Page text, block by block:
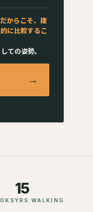
からこそ、複
に比較するこ
ての姿勢。
→
15
YRS WALKING